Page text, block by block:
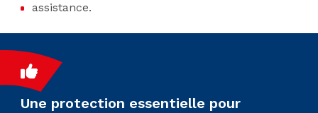
assistance.
Une protection essentielle pour